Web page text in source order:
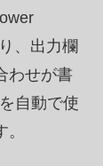
、出力欄
わせが書
自動で使